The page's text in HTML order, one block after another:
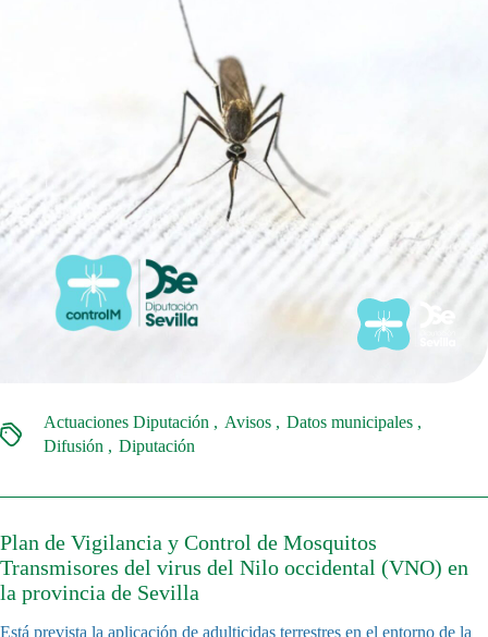
Actuaciones Diputación Avisos
Datos municipales
Difusión
Diputación
Plan de Vigilancia y Control de Mosquitos
Transmisores del virus del Nilo occidental (VNO) en
la provincia de Sevilla
Está prevista la aplicación de adulticidas terrestres en el entorno de la